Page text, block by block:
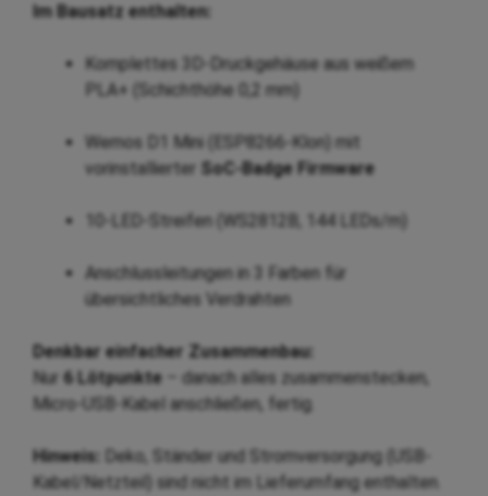
Im Bausatz enthalten:
Komplettes 3D-Druckgehäuse aus weißem
PLA+ (Schichthöhe 0,2 mm)
Wemos D1 Mini (ESP8266-Klon) mit
vorinstallierter
SoC-Badge Firmware
10-LED-Streifen (WS2812B, 144 LEDs/m)
Anschlussleitungen in 3 Farben für
übersichtliches Verdrahten
Denkbar einfacher Zusammenbau:
Nur 6 Lötpunkte – danach alles zusammenstecken,
Micro-USB-Kabel anschließen, fertig.
Hinweis:
Deko, Ständer und Stromversorgung (USB-
Kabel/Netzteil) sind nicht im Lieferumfang enthalten.